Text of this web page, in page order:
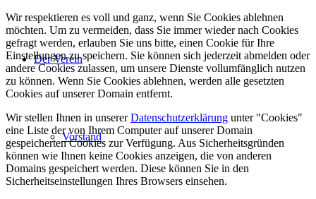
Der Verein
Vorstand
Wir respektieren es voll und ganz, wenn Sie Cookies ablehnen
möchten. Um zu vermeiden, dass Sie immer wieder nach Cookies
gefragt werden, erlauben Sie uns bitte, einen Cookie für Ihre
Einstellungen zu speichern. Sie können sich jederzeit abmelden oder
andere Cookies zulassen, um unsere Dienste vollumfänglich nutzen
zu können. Wenn Sie Cookies ablehnen, werden alle gesetzten
Cookies auf unserer Domain entfernt.
Wir stellen Ihnen in unsererDatenschutzerklärung unter "Cookies"
eine Liste der von Ihrem Computer auf unserer Domain
gespeicherten Cookies zur Verfügung. Aus Sicherheitsgründen
können wie Ihnen keine Cookies anzeigen, die von anderen
Domains gespeichert werden. Diese können Sie in den
Sicherheitseinstellungen Ihres Browsers einsehen.